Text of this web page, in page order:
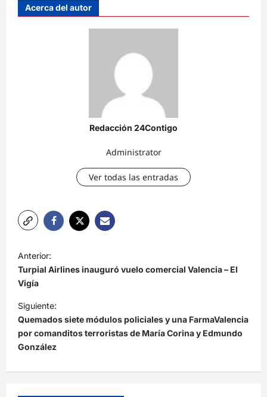
Acerca del autor
Redacción 24Contigo
Administrator
Ver todas las entradas
N
a
v
e
g
a
Anterior:
Turpial Airlines inauguró vuelo comercial Valencia – El
Vigía
Siguiente:
Quemados siete módulos policiales y una FarmaValencia
por comanditos terroristas de María Corina y Edmundo
González